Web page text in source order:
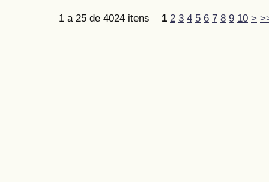
1 a 25 de 4024 itens 1 2 3 4 5 6 7 8 9 10 >